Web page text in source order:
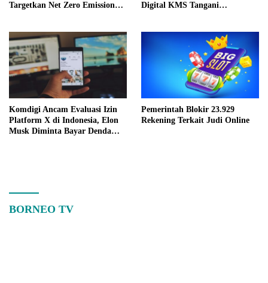
Targetkan Net Zero Emission
Digital KMS Tangani
Komdigi Ancam Evaluasi Izin
Platform X di Indonesia, Elon
Musk Diminta Bayar Denda
Pemerintah Blokir 23.929
Rekening Terkait Judi Online
BORNEO TV